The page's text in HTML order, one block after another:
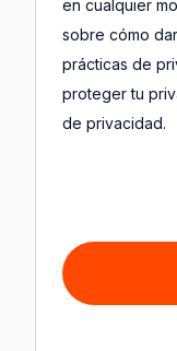
en cualquier
sobre cómo
prácticas de
proteger tu
de privacidad.